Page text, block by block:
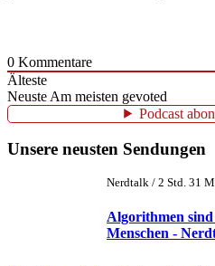
0 Kommentare
Älteste
Neuste Am meisten gevoted
Podcast
Unsere neusten Sendungen
Nerdtalk / 2 Std. 31
Algorithmen
Menschen -